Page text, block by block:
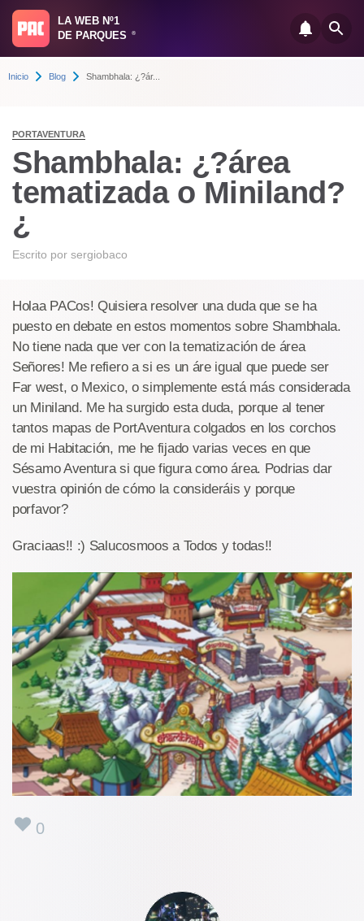
LA WEB Nº1
DE PARQUES
®
Inicio Blog Shambhala: ¿?ár...
PORTAVENTURA
Shambhala: ¿?área
tematizada o Miniland?
¿
Escrito por sergiobaco
Holaa PACos! Quisiera resolver una duda que se ha
puesto en debate en estos momentos sobre Shambhala.
No tiene nada que ver con la tematización de área
Señores! Me refiero a si es un áre igual que puede ser
Far west, o Mexico, o simplemente está más considerada
un Miniland. Me ha surgido esta duda, porque al tener
tantos mapas de PortAventura colgados en los corchos
de mi Habitación, me he fijado varias veces en que
Sésamo Aventura si que figura como área. Podrias dar
vuestra opinión de cómo la consideráis y porque
porfavor?
Graciaas!! :) Salucosmoos a Todos y todas!!
0